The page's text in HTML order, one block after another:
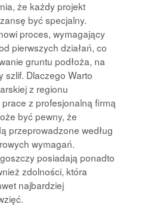
że każdy projekt
być specjalny.
proces, wymagający
pierwszych działań, co
gruntu podłoża, na
szlif. Dlaczego Warto
z regionu
z profesjonalną firmą
być pewny, że
przeprowadzone według
wymagań.
posiadają ponadto
zdolności, która
najbardziej